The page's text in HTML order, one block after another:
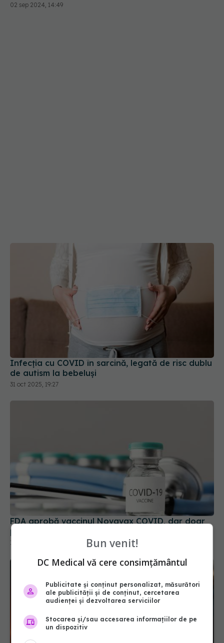
02 sep 2024, 14:49
Infecția cu COVID în sarcină, legată de risc dublu
de autism la bebeluși
31 oct 2025, 19:27
FDA aprobă vaccinul Novavax COVID, dar doar
pentru unii. Cine poate beneficia de el
19 mai 2025, 09:48 Bun venit!
DC Medical vă cere consimțământul
Publicitate și conținut personalizat, măsurători
ale publicității și de conținut, cercetarea
audienței și dezvoltarea serviciilor
Stocarea și/sau accesarea informațiilor de pe
un dispozitiv